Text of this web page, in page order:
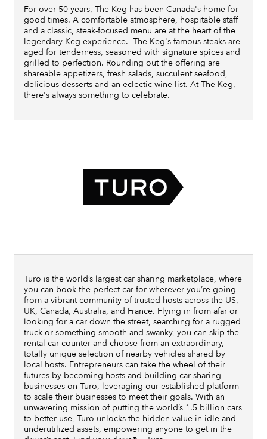
For over 50 years, The Keg has been Canada's home for
good times. A comfortable atmosphere, hospitable staff
and a classic, steak-focused menu are at the heart of the
legendary Keg experience. The Keg's famous steaks are
aged for tenderness, seasoned with signature spices and
grilled to perfection. Rounding out the offering are
shareable appetizers, fresh salads, succulent seafood,
delicious desserts and an eclectic wine list. At The Keg,
there's always something to celebrate.
Turo is the world’s largest car sharing marketplace, where
you can book the perfect car for wherever you’re going
from a vibrant community of trusted hosts across the US,
UK, Canada, Australia, and France. Flying in from afar or
looking for a car down the street, searching for a rugged
truck or something smooth and swanky, you can skip the
rental car counter and choose from an extraordinary,
totally unique selection of nearby vehicles shared by
local hosts. Entrepreneurs can take the wheel of their
futures by becoming hosts and building car sharing
businesses on Turo, leveraging our established platform
to scale their businesses to meet their goals. With an
unwavering mission of putting the world’s 1.5 billion cars
to better use, Turo unlocks the hidden value in idle and
underutilized assets, empowering anyone to get in the